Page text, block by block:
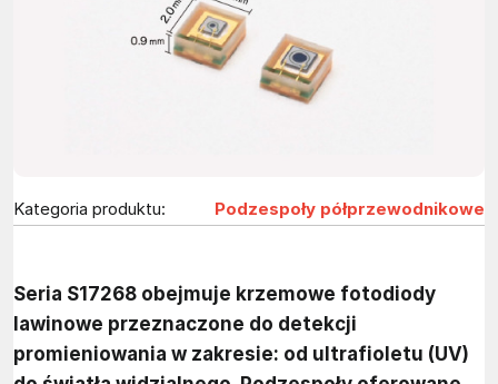
Kategoria produktu: Podzespoły półprzewodnikowe
Seria S17268 obejmuje krzemowe fotodiody
lawinowe przeznaczone do detekcji
promieniowania w zakresie: od ultrafioletu (UV)